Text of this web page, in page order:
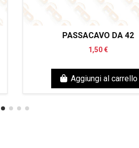
PASSACAVO DA 42
1,50 €
Aggiungi al carrello